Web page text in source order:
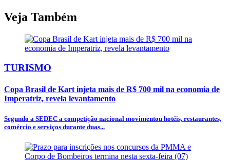
Veja Também
TURISMO
Copa Brasil de Kart injeta mais de R$ 700 mil na economia de
Imperatriz, revela levantamento
Segundo a SEDEC a competição nacional movimentou hotéis, restaurantes,
comércio e serviços durante duas...